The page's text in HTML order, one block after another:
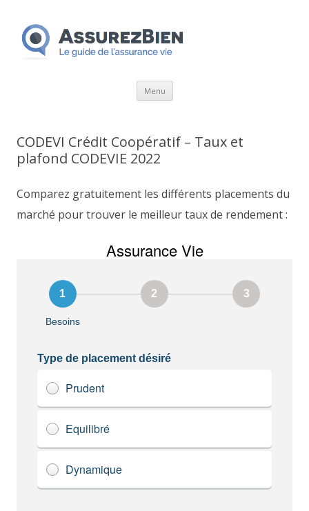
Menu Aller
CODEVI Crédit Coopératif – Taux et
plafond CODEVIE 2022
Comparez gratuitement les différents placements du
marché pour trouver le meilleur taux de rendement :